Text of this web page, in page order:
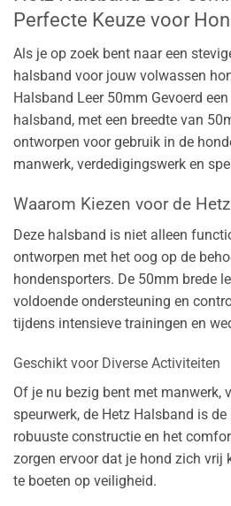
Perfecte Keuze voor
Als je op zoek bent naar een
halsband voor jouw volwassen
Halsband Leer 50mm Gevoerd
halsband, met een breedte van
ontworpen voor gebruik in de
manwerk, verdedigingswerk en
Waarom Kiezen voor de
Deze halsband is niet alleen
ontworpen met het oog op de
hondensporters. De 50mm brede
voldoende ondersteuning en
tijdens intensieve trainingen en
Geschikt voor Diverse Activiteiten
Of je nu bezig bent met manwerk,
speurwerk, de Hetz Halsband is de
robuuste constructie en het
zorgen ervoor dat je hond zich vrij
te boeten op veiligheid.